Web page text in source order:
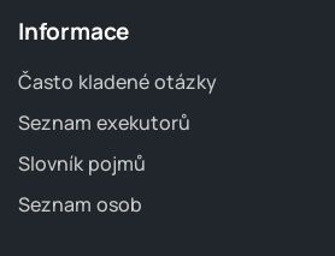
Informace
Často kladené otázky
Seznam exekutorů
Slovník pojmů
Seznam osob